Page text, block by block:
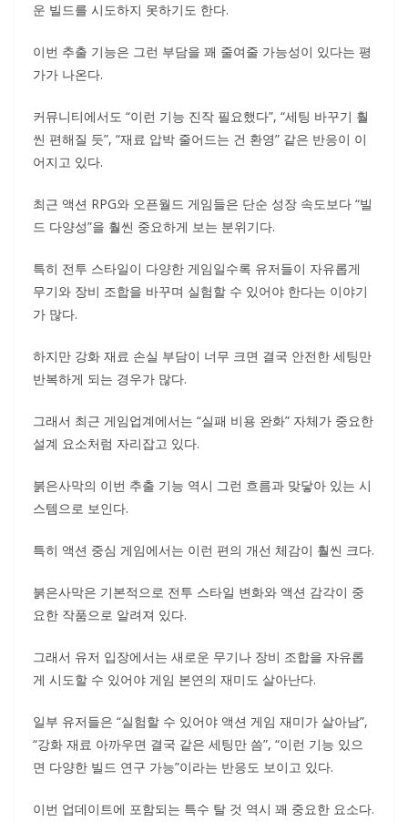
운 빌드를 시도하지 못하기도 한다.
이번 추출 기능은 그런 부담을 꽤 줄여줄 가능성이 있다는 평
가가 나온다.
커뮤니티에서도 “이런 기능 진작 필요했다”, “세팅 바꾸기 훨
씬 편해질 듯”, “재료 압박 줄어드는 건 환영” 같은 반응이 이
어지고 있다.
최근 액션 RPG와 오픈월드 게임들은 단순 성장 속도보다 “빌
드 다양성”을 훨씬 중요하게 보는 분위기다.
특히 전투 스타일이 다양한 게임일수록 유저들이 자유롭게
무기와 장비 조합을 바꾸며 실험할 수 있어야 한다는 이야기
가 많다.
하지만 강화 재료 손실 부담이 너무 크면 결국 안전한 세팅만
반복하게 되는 경우가 많다.
그래서 최근 게임업계에서는 “실패 비용 완화” 자체가 중요한
설계 요소처럼 자리잡고 있다.
붉은사막의 이번 추출 기능 역시 그런 흐름과 맞닿아 있는 시
스템으로 보인다.
특히 액션 중심 게임에서는 이런 편의 개선 체감이 훨씬 크다.
붉은사막은 기본적으로 전투 스타일 변화와 액션 감각이 중
요한 작품으로 알려져 있다.
그래서 유저 입장에서는 새로운 무기나 장비 조합을 자유롭
게 시도할 수 있어야 게임 본연의 재미도 살아난다.
일부 유저들은 “실험할 수 있어야 액션 게임 재미가 살아남”,
“강화 재료 아까우면 결국 같은 세팅만 씀”, “이런 기능 있으
면 다양한 빌드 연구 가능”이라는 반응도 보이고 있다.
이번 업데이트에 포함되는 특수 탈 것 역시 꽤 중요한 요소다.